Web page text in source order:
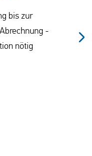
bis zur
-
nötig